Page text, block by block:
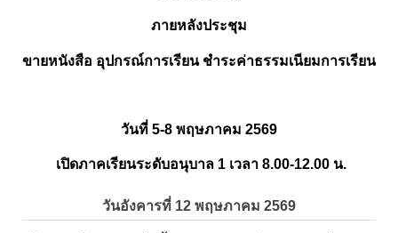
ภายหลังประชุม
ขายหนังสือ อุปกรณ์การเรียน ชำระค่าธรรมเนียมการเรียน
วันที่ 5-8 พฤษภาคม 2569
เปิดภาคเรียนระดับอนุบาล 1 เวลา 8.00-12.00 น.
วันอังคารที่ 12 พฤษภาคม 2569